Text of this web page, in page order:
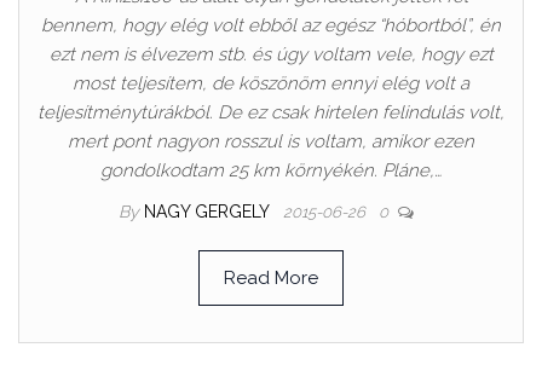
bennem, hogy elég volt ebből az egész “hóbortból”, én
ezt nem is élvezem stb. és úgy voltam vele, hogy ezt
most teljesítem, de köszönöm ennyi elég volt a
teljesítménytúrákból. De ez csak hirtelen felindulás volt,
mert pont nagyon rosszul is voltam, amikor ezen
gondolkodtam 25 km környékén. Pláne,…
By NAGY GERGELY 2015-06-26 0
Read More